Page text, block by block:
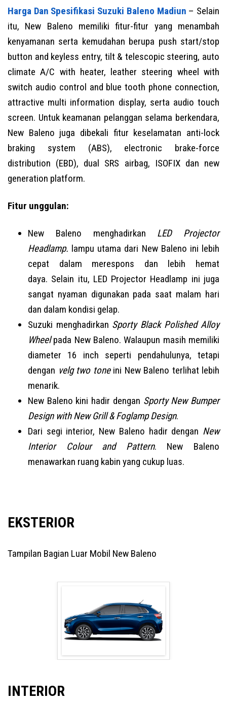
Harga Dan Spesifikasi Suzuki Baleno Madiun – Selain
itu, New Baleno memiliki fitur-fitur yang menambah
kenyamanan serta kemudahan berupa push start/stop
button and keyless entry, tilt & telescopic steering, auto
climate A/C with heater, leather steering wheel with
switch audio control and blue tooth phone connection,
attractive multi information display, serta audio touch
screen. Untuk keamanan pelanggan selama berkendara,
New Baleno juga dibekali fitur keselamatan anti-lock
braking system (ABS), electronic brake-force
distribution (EBD), dual SRS airbag, ISOFIX dan new
generation platform.
Fitur unggulan:
New Baleno menghadirkan LED Projector
Headlamp. lampu utama dari New Baleno ini lebih
cepat dalam merespons dan lebih hemat
daya. Selain itu, LED Projector Headlamp ini juga
sangat nyaman digunakan pada saat malam hari
dan dalam kondisi gelap.
Suzuki menghadirkan Sporty Black Polished Alloy
Wheelpada New Baleno. Walaupun masih memiliki
diameter 16 inch seperti pendahulunya, tetapi
dengan velg two toneini New Baleno terlihat lebih
menarik.
New Baleno kini hadir dengan Sporty New Bumper
Design with New Grill & Foglamp Design.
Dari segi interior, New Baleno hadir dengan New
Interior Colour and Pattern. New Baleno
menawarkan ruang kabin yang cukup luas.
EKSTERIOR
Tampilan Bagian Luar Mobil New Baleno
INTERIOR